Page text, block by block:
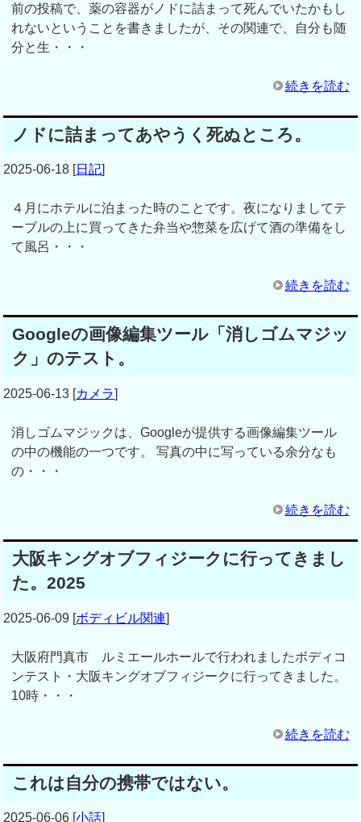
前の投稿で、薬の容器がノドに詰まって死んでいたかもし
れないということを書きましたが、その関連で、自分も随
分と生・・・
続きを読む
ノドに詰まってあやうく死ぬところ。
2025-06-18 [日記]
４月にホテルに泊まった時のことです。夜になりましてテ
ーブルの上に買ってきた弁当や惣菜を広げて酒の準備をし
て風呂・・・
続きを読む
Googleの画像編集ツール「消しゴムマジッ
ク」のテスト。
2025-06-13 [カメラ]
消しゴムマジックは、Googleが提供する画像編集ツール
の中の機能の一つです。 写真の中に写っている余分なも
の・・・
続きを読む
大阪キングオブフィジークに行ってきまし
た。2025
2025-06-09 [ボディビル関連]
大阪府門真市 ルミエールホールで行われましたボディコ
ンテスト・大阪キングオブフィジークに行ってきました。
10時・・・
続きを読む
これは自分の携帯ではない。
2025-06-06 [小話]